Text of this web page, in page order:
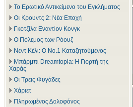
Το Ερωτικό Αντικείμενο του Εγκλήματος
Οι Κρουντς 2: Νέα Εποχή
Γκοτζίλα Εναντίον Κονγκ
Ο Πόλεμος των Ρόουζ
Νεντ Κέλι: Ο Νο.1 Καταζητούμενος
Μπάρμπι Dreamtopia: Η Γιορτή της
Χαράς
Οι Τρεις Φυγάδες
Χάριετ
Πληρωμένος Δολοφόνος